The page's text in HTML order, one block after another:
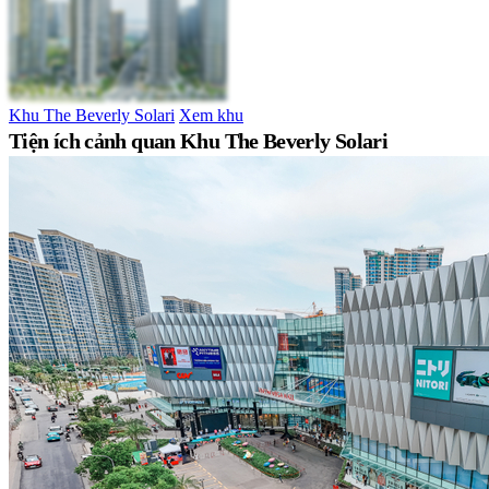
Khu The Beverly Solari Xem khu
Tiện ích cảnh quan Khu The Beverly Solari